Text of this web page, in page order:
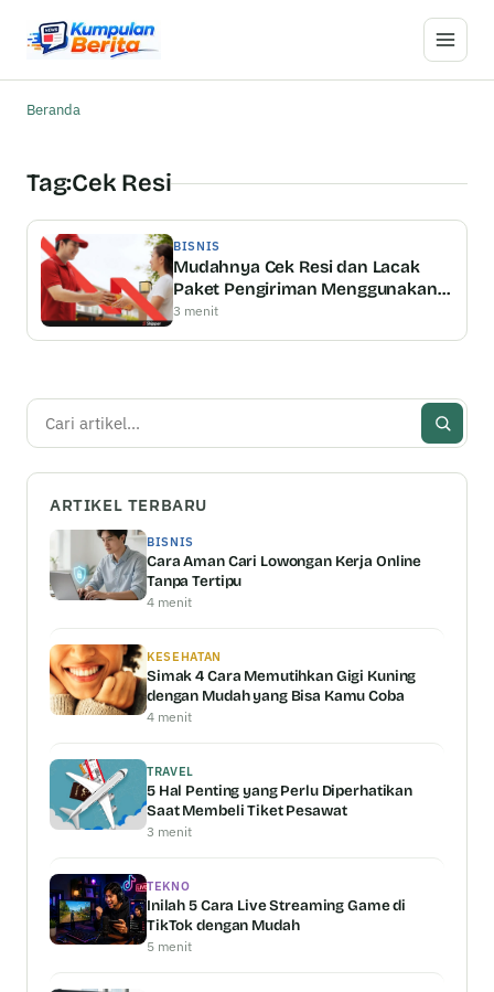
Buka
Beranda
Tag:Cek Resi
BISNIS
Mudahnya Cek Resi dan Lacak
Paket Pengiriman Menggunakan
Shipper Serta Keunggulannya
3 menit
Cari
ARTIKEL TERBARU
BISNIS
Cara Aman Cari Lowongan Kerja Online
Tanpa Tertipu
4 menit
KESEHATAN
Simak 4 Cara Memutihkan Gigi Kuning
dengan Mudah yang Bisa Kamu Coba
4 menit
TRAVEL
5 Hal Penting yang Perlu Diperhatikan
Saat Membeli Tiket Pesawat
3 menit
TEKNO
Inilah 5 Cara Live Streaming Game di
TikTok dengan Mudah
5 menit